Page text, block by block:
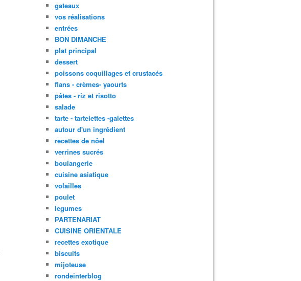
gateaux
vos réalisations
entrées
BON DIMANCHE
plat principal
dessert
poissons coquillages et crustacés
flans - crèmes- yaourts
pâtes - riz et risotto
salade
tarte - tartelettes -galettes
autour d'un ingrédient
recettes de nôel
verrines sucrés
boulangerie
cuisine asiatique
volailles
poulet
legumes
PARTENARIAT
CUISINE ORIENTALE
recettes exotique
biscuits
mijoteuse
rondeinterblog